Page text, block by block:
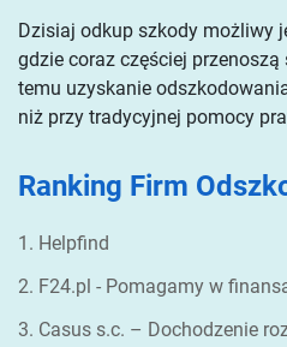
Dzisiaj odkup szkody możliwy
gdzie coraz częściej przenoszą
temu uzyskanie
niż przy tradycyjnej pomocy
Ranking Firm
1. Helpfind
2. F24.pl - Pomagamy w
3. Casus s.c. – Dochodzenie